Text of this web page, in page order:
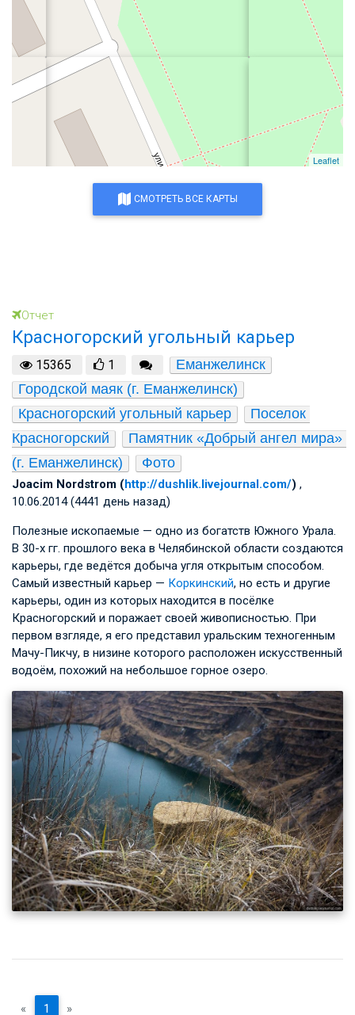
Leaflet
СМОТРЕТЬ ВСЕ КАРТЫ
Отчет
Красногорский угольный карьер
15365 1
Еманжелинск
Городской маяк (г. Еманжелинск)
Красногорский угольный карьер
Поселок
Красногорский
Памятник «Добрый ангел мира»
(г. Еманжелинск)
Фото
Joacim Nordstrom (http://dushlik.livejournal.com/) ,
10.06.2014 (4441 день назад)
Полезные ископаемые — одно из богатств Южного Урала.
В 30-х гг. прошлого века в Челябинской области создаются
карьеры, где ведётся добыча угля открытым способом.
Самый известный карьер — Коркинский, но есть и другие
карьеры, один из которых находится в посёлке
Красногорский и поражает своей живописностью. При
первом взгляде, я его представил уральским техногенным
Мачу-Пикчу, в низине которого расположен искусственный
водоём, похожий на небольшое горное озеро.
« 1 »